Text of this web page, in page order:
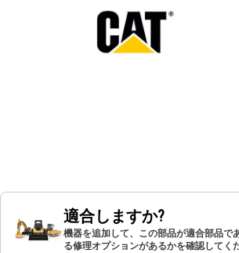
適合しますか?
機器を追加して、この部品が適合部品で
る修理オプションがあるかを確認してく